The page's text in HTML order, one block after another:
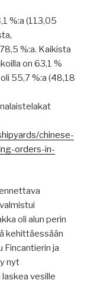
%:a (113,05
%:a. Kaikista
on 63,1 %
55,7 %:a (48,18
chinese-
orders-in-
oli alun perin
kehittäessään
Fincantierin ja
nyt
vesille